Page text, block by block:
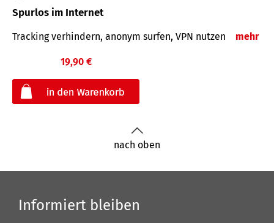
Spurlos im Internet
Tracking verhindern, anonym surfen, VPN nutzen mehr
19,90 €
nach oben
Informiert bleiben